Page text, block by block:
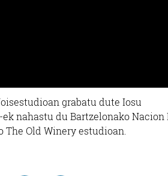
grabatu dute Iosu
nahastu du Bartzelonako Nacion
Old Winery estudioan.